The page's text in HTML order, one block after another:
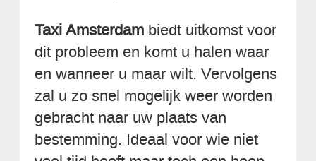
Taxi Amsterdam biedt uitkomst voor
dit probleem en komt u halen waar
en wanneer u maar wilt. Vervolgens
zal u zo snel mogelijk weer worden
gebracht naar uw plaats van
bestemming. Ideaal voor wie niet